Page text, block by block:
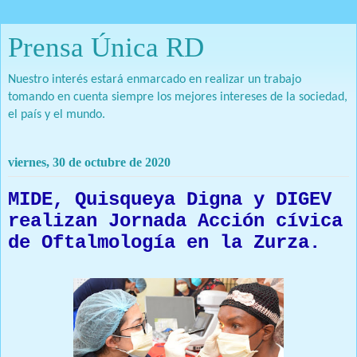
Prensa Única RD
Nuestro interés estará enmarcado en realizar un trabajo
tomando en cuenta siempre los mejores intereses de la sociedad,
el país y el mundo.
viernes, 30 de octubre de 2020
MIDE, Quisqueya Digna y DIGEV
realizan Jornada Acción cívica
de Oftalmología en la Zurza.